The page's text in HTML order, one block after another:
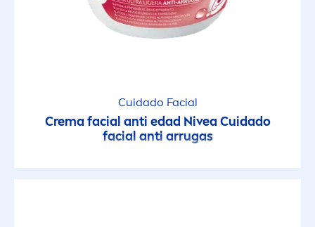
Cuidado Facial
Crema facial anti edad NiveaCuidado
facial anti arrugas